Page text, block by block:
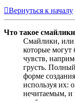
Вернуться к началу
Что такое
Смайлики, или
которые могут
чувств,
грусть.
форме
используя их:
нечитаемым, и